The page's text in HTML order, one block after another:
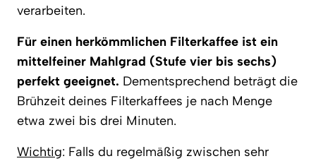
verarbeiten.
Für einen herkömmlichen Filterkaffee ist ein
mittelfeiner Mahlgrad (Stufe vier bis sechs)
perfekt geeignet. Dementsprechend beträgt die
Brühzeit deines Filterkaffees je nach Menge
etwa zwei bis drei Minuten.
Wichtig: Falls du regelmäßig zwischen sehr